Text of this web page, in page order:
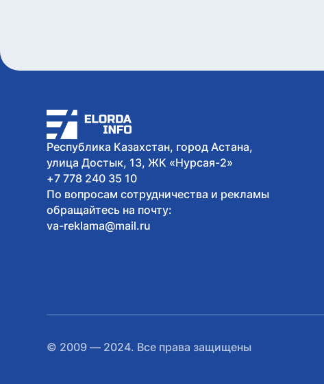
Республика Казахстан, город Астана,
улица Достык, 13, ЖК «Нурсая-2»
+7 778 240 35 10
По вопросам сотрудничества и рекламы
обращайтесь на почту:
va-reklama@mail.ru
© 2009 — 2024. Все права защищены